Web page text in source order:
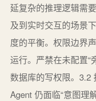
延复杂的推理逻辑需
及到实时交互的场景
度的平衡。权限边界
运行。严禁在未配置“
数据库的写权限。3.2
Agent 仍面临“意图理